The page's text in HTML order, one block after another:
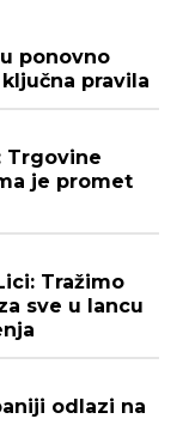
ponovno
pravila
Trgovine
je promet
Tražimo
sve u lancu
odlazi na